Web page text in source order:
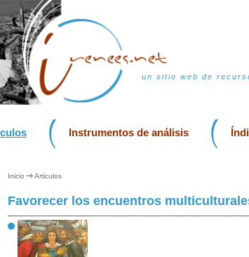
un sitio web de
Instrumentos de análisis
Inicio Articulos
Favorecer los encuentros